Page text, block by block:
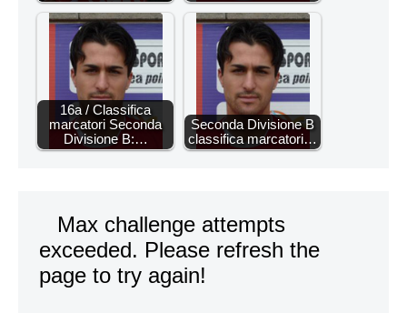
16a / Classifica
marcatori Seconda
Divisione B:…
Seconda Divisione B
classifica marcatori…